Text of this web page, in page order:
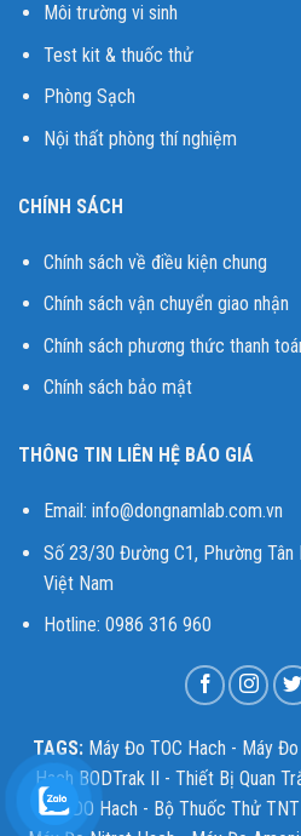
Môi trường vi sinh
Test kit & thuốc thử
Phòng Sạch
Nội thất phòng thí nghiệm
CHÍNH SÁCH
Chính sách về điều kiện chung
Chính sách vận chuyển giao nhận
Chính sách phương thức thanh
Chính sách bảo mật
THÔNG TIN LIÊN HỆ BÁO GIÁ
Email: info@dongnamlab.com.vn
Số 23/30 Đường C1, Phường Tân
Việt Nam
Hotline: 0986 316 960
TAGS: Máy Đo TOC Hach - Máy
Hach BODTrak II - Thiết Bị Quan
Biến DO Hach - Bộ Thuốc Thử